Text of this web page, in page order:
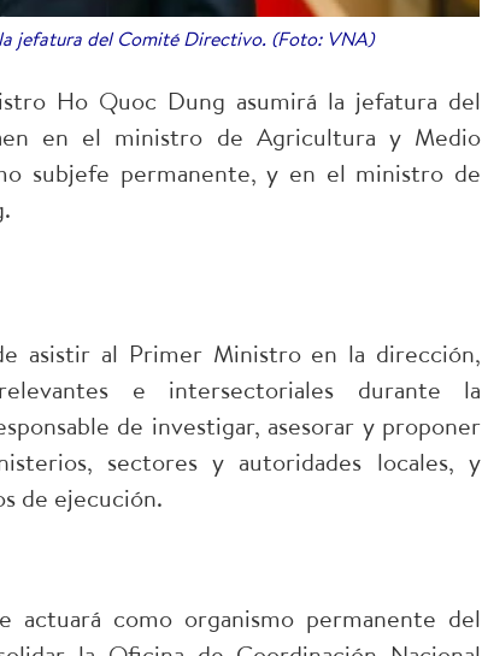
jefatura del Comité Directivo. (Foto: VNA)
Ho Quoc Dung asumirá la jefatura del
en el ministro de Agricultura y Medio
subjefe permanente, y en el ministro de
asistir al Primer Ministro en la dirección,
e intersectoriales durante la
de investigar, asesorar y proponer
sectores y autoridades locales, y
de ejecución.
como organismo permanente del